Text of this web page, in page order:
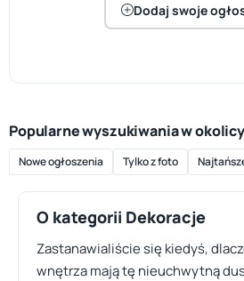
Dodaj swoje
Popularne wyszukiwania w okolicy
Nowe ogłoszenia Tylko z foto
O kategorii Dekoracje
Zastanawialiście się kiedyś,
wnętrza mają tę nieuchwytną